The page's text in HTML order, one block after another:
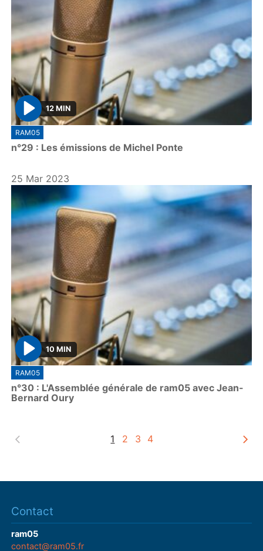
P
l
a
12 MIN
RAM05
n°29 : Les émissions de Michel Ponte
25 Mar 2023
P
l
a
y
10 MIN
RAM05
n°30 : L'Assemblée générale de ram05 avec Jean-
Bernard Oury
1 2 3 4
Contact
ram05
contact@ram05.fr